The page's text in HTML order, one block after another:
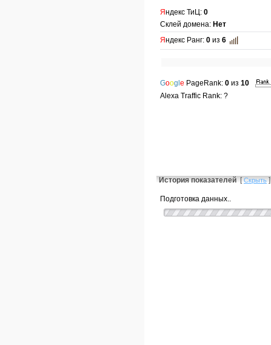
Яндекс ТиЦ: 0
Склей домена: Нет
Яндекс Ранг: 0 из 6
Google PageRank: 0 из 10
Alexa Traffic Rank: ?
История показателей [Скрыть]
Подготовка данных..